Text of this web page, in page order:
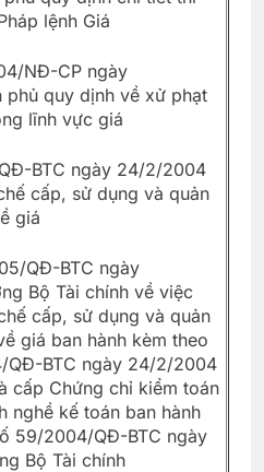
lệnh Giá
NĐ-CP ngày
quy dịnh về xử phạt
lĩnh vực giá
BTC ngày 24/2/2004
cấp, sử dụng và quản
giá
QĐ-BTC ngày
Bộ Tài chính về việc
cấp, sử dụng và quản
giá ban hành kèm theo
QĐ-BTC ngày 24/2/2004
cấp Chứng chỉ kiểm toán
nghề kế toán ban hành
59/2004/QĐ-BTC ngày
Bộ Tài chính